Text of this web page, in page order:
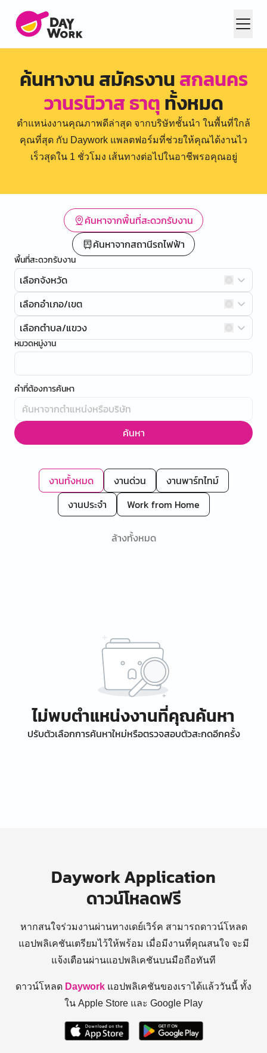
ค้นหางาน สมัครงานสกลนคร
วานรนิวาส ธาตุทั้งหมด
ตำแหน่งงานคุณภาพดีล่าสุด จากบริษัทชั้นนำ ในพื้นที่ใกล้
คุณที่สุด กับ Daywork แพลตฟอร์มที่ช่วยให้คุณได้งานไว
เร็วสุดใน 1 ชั่วโมง เส้นทางต่อไปในอาชีพรอคุณอยู่
ค้นหาจากพื้นที่สะดวกรับงาน
ค้นหาจากสถานีรถไฟฟ้า
พื้นที่สะดวกรับงาน
เลือกจังหวัด
เลือกอำเภอ/เขต
เลือกตำบล/แขวง
หมวดหมู่งาน
คำที่ต้องการค้นหา
ค้นหา
งานทั้งหมด งานด่วน
งานพาร์ทไทม์
งานประจำ
Work from Home
ล้างทั้งหมด
ไม่พบตำแหน่งงานที่คุณค้นหา
ปรับตัวเลือกการค้นหาใหม่หรือตรวจสอบตัวสะกดอีกครั้ง
Daywork Application
ดาวน์โหลดฟรี
หากสนใจร่วมงานผ่านทางเดย์เวิร์ค สามารถดาวน์โหลด
แอปพลิเคชันเตรียมไว้ให้พร้อม เมื่อมีงานที่คุณสนใจ จะมี
แจ้งเตือนผ่านแอปพลิเคชันบนมือถือทันที
ดาวน์โหลด Daywork แอปพลิเคชันของเราได้แล้ววันนี้ ทั้ง
ใน Apple Store และ Google Play